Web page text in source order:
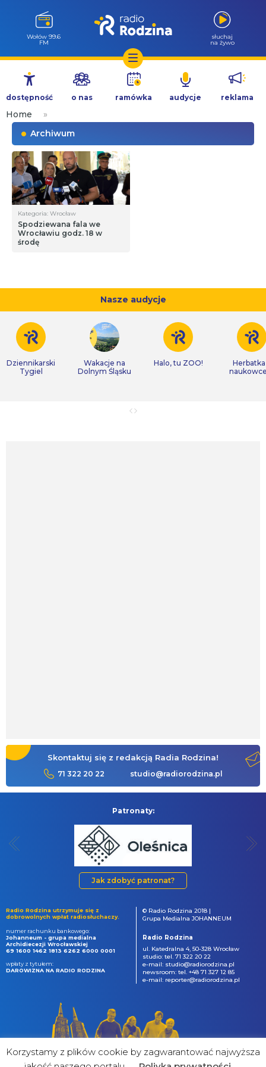
Przejdź
treści
Wołów 99.6
FM
słuchaj
na żywo
dostępność o nas ramówka audycje reklama
Home
»
Archiwum
Kategoria: Wrocław
Spodziewana fala we
Wrocławiu godz. 18 w
środę
Nasze audycje
Dziennikarski
Tygiel
Wakacje na
Dolnym Śląsku
Halo, tu ZOO!
Skontaktuj się z redakcją Radia Rodzina!
71 322 20 22 studio@radiorodzina.pl
Patronaty:
Jak zdobyć patronat?
Radio Rodzina utrzymuje się z
dobrowolnych wpłat radiosłuchaczy.
numer rachunku bankowego:
Johanneum - grupa medialna
Archidiecezji Wrocławskiej
69 1600 1462 1813 6262 6000 0001
wpłaty z tytułem:
DAROWIZNA NA RADIO RODZINA
© Radio Rodzina 2018 |
Grupa Medialna JOHANNEUM
Radio Rodzina
ul. Katedralna 4, 50-328 Wrocław
studio: tel. 71 322 20 22
e-mail: studio@radiorodzina.pl
newsroom: tel. +48 71 327 12 85
e-mail: reporter@radiorodzina.pl
Korzystamy z plików cookie by zagwarantować najwyższa